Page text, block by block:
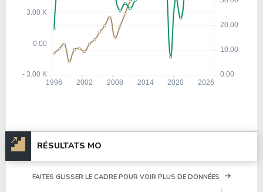
RÉSULTATS MO
FAITES GLISSER LE CADRE POUR VOIR PLUS DE DONNÉES